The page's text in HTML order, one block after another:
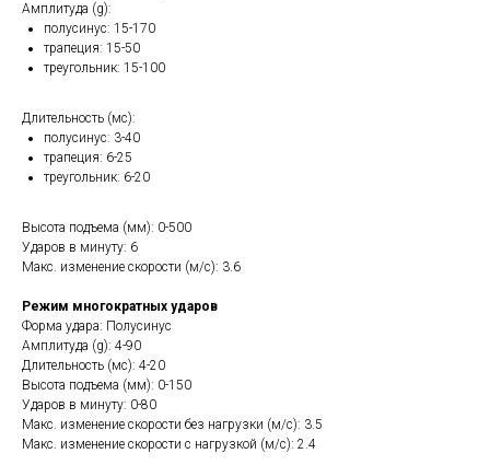
Амплитуда (g):
полусинус: 15-170
трапеция: 15-50
треугольник: 15-100
Длительность (мс):
полусинус: 3-40
трапеция: 6-25
треугольник: 6-20
Высота подъема (мм): 0-500
Ударов в минуту: 6
Макс. изменение скорости (м/с): 3.6
Режим многократных ударов
Форма удара: Полусинус
Амплитуда (g): 4-90
Длительность (мс): 4-20
Высота подъема (мм): 0-150
Ударов в минуту: 0-80
Макс. изменение скорости без нагрузки (м/с): 3.5
Макс. изменение скорости с нагрузкой (м/с): 2.4